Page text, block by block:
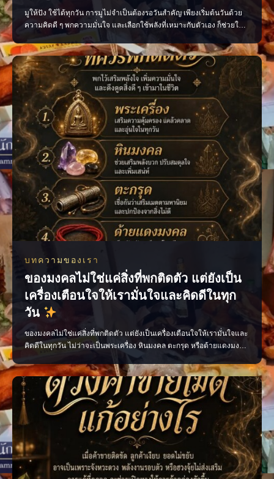
มูให้ปัง ใช้ได้ทุกวัน การมูไม่จำเป็นต้องรอวันสำคัญ เพียงเริ่มต้นวันด้วย
ความคิดดี ๆ พกความมั่นใจ และเลือกใช้พลังที่เหมาะกับตัวเอง ก็ช่วยให้
ชีวิตประจำวันไหลลื่นขึ้นได้ ไม่ว่าจะเป็นเรื่องงาน การเงิน ความรัก หรือ
โอกาสใหม่ ๆ ทุกอย่างเริ่มต้นได้จาก “พลังใจ” ของเราเอง ติดตามเรื่องราว
สายมูแบบเข้าใจง่าย พร้อ
บทความของเรา
ของมงคลไม่ใช่แค่สิ่งที่พกติดตัว แต่ยังเป็น
เครื่องเตือนใจให้เรามั่นใจและคิดดีในทุก
วัน
ของมงคลไม่ใช่แค่สิ่งที่พกติดตัว แต่ยังเป็นเครื่องเตือนใจให้เรามั่นใจและ
คิดดีในทุกวัน ไม่ว่าจะเป็นพระเครื่อง หินมงคล ตะกรุด หรือด้ายแดงมงคล
เลือกสิ่งที่เหมาะกับตัวเอง พกด้วยความศรัทธา และตั้งใจทำสิ่งดี ๆ แล้ว
พลังใจดี ๆ จะค่อย ๆ ตามมา เพจ ไสยะ ทำนาย ทายทัก เสน่ห์ ของขลัง ดูด
วง #ของมงคล #ของมงคลพกติดตั